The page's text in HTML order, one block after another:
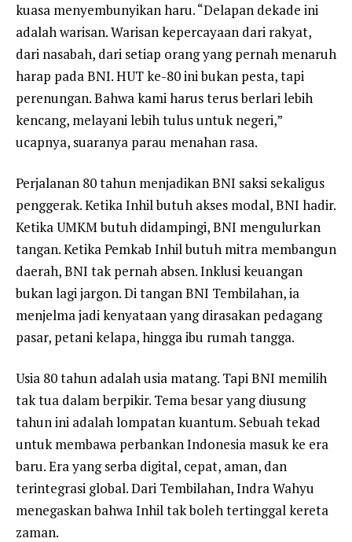
kuasa menyembunyikan haru. “Delapan dekade ini
adalah warisan. Warisan kepercayaan dari rakyat,
dari nasabah, dari setiap orang yang pernah menaruh
harap pada BNI. HUT ke-80 ini bukan pesta, tapi
perenungan. Bahwa kami harus terus berlari lebih
kencang, melayani lebih tulus untuk negeri,”
ucapnya, suaranya parau menahan rasa.
Perjalanan 80 tahun menjadikan BNI saksi sekaligus
penggerak. Ketika Inhil butuh akses modal, BNI hadir.
Ketika UMKM butuh didampingi, BNI mengulurkan
tangan. Ketika Pemkab Inhil butuh mitra membangun
daerah, BNI tak pernah absen. Inklusi keuangan
bukan lagi jargon. Di tangan BNI Tembilahan, ia
menjelma jadi kenyataan yang dirasakan pedagang
pasar, petani kelapa, hingga ibu rumah tangga.
Usia 80 tahun adalah usia matang. Tapi BNI memilih
tak tua dalam berpikir. Tema besar yang diusung
tahun ini adalah lompatan kuantum. Sebuah tekad
untuk membawa perbankan Indonesia masuk ke era
baru. Era yang serba digital, cepat, aman, dan
terintegrasi global. Dari Tembilahan, Indra Wahyu
menegaskan bahwa Inhil tak boleh tertinggal kereta
zaman.